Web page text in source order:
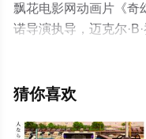
飘花电影网动画片《奇
诺导演执导，迈克尔
克·凯尔斯,内森·格雷诺,
国电影，手机免费观看
网等平台了解。
猜你喜欢